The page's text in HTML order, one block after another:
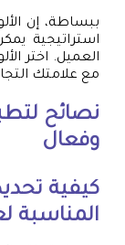
ببساطة، إن
استراتيجية
العميل. اختر
مع علامتك
نصائح
وفعال
كيفية
المناسبة